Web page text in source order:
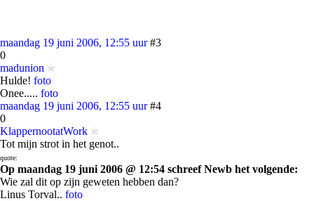
maandag 19 juni 2006, 12:55 uur #3
0
madunion
Hulde! foto
Onee..... foto
maandag 19 juni 2006, 12:55 uur #4
0
KlappernootatWork
Tot mijn strot in het genot..
quote:
Op maandag 19 juni 2006 @ 12:54 schreef Newb het volgende:
Wie zal dit op zijn geweten hebben dan?
Linus Torval.. foto